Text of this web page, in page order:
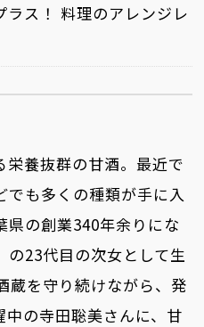
ラス！ 料理のアレンジレ
栄養抜群の甘酒。最近で
でも多くの種類が手に入
県の創業340年余りにな
の23代目の次女として生
蔵を守り続けながら、発
の寺田聡美さんに、甘